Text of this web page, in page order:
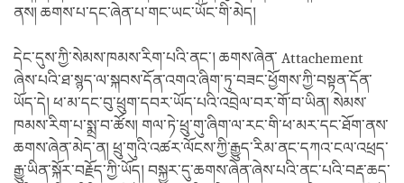
ནས། ཆགས་པ་དང་ཞེན་པ་གང་ཡང་ཡོང་གི་མེད།
དེང་དུས་ཀྱི་སེམས་ཁམས་རིག་པའི་ནང་། ཆགས་ཞེན་ Attachement
ཞེས་པའི་ཐ་སྙད་ལ་སྐབས་དོན་འགའ་ཞིག་ཏུ་བཟང་ཕྱོགས་ཀྱི་བསྟན་དོན་
ཡོད་དེ། ཕ་མ་དང་བུ་ཕྲུག་དབར་ཡོད་པའི་འབྲེལ་བར་གོ་བ་ཡིན། སེམས་
ཁམས་རིག་པ་སྨྲ་བ་ཚོས། གལ་ཏེ་ཕྲུ་གུ་ཞིག་ལ་རང་གི་ཕ་མར་དང་ཐོག་ནས་
ཆགས་ཞེན་མེད་ན། ཕྲུ་གུའི་འཚར་ལོངས་ཀྱི་རྒྱུད་རིམ་ནང་དཀའ་ངལ་འཕྲད་
རྒྱུ་ཡིན་སྐོར་བརྗོད་ཀྱི་ཡོད། བསྐྱར་དུ་ཆགས་ཞེན་ཞེས་པའི་ནང་པའི་བརྡ་ཆད་